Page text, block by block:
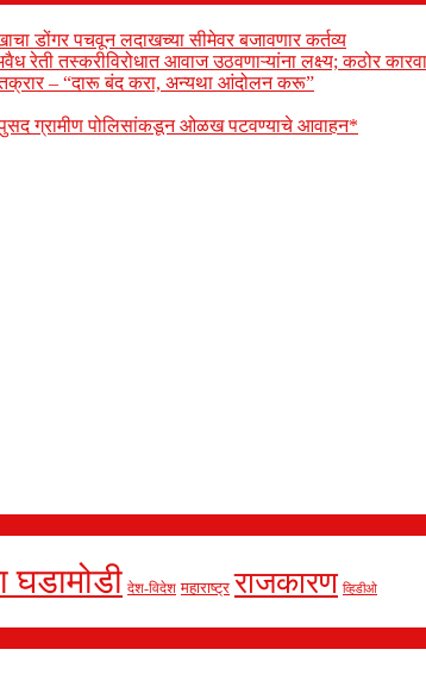
डोंगर पचवून लदाखच्या सीमेवर बजावणार कर्तव्य
रेती तस्करीविरोधात आवाज उठवणाऱ्यांना लक्ष्य; कठोर
तक्रार – “दारू बंद करा, अन्यथा आंदोलन करू”
ग्रामीण पोलिसांकडून ओळख पटवण्याचे आवाहन*
घडामोडी देश-विदेश महाराष्ट्र राजकारण व्हिडीओ